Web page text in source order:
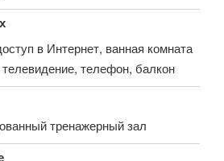
в Интернет, ванная комната
телефон, балкон
тренажерный зал